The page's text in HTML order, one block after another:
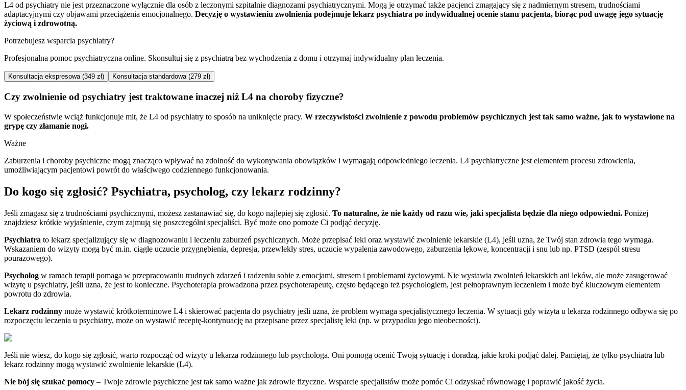
L4 od psychiatry nie jest przeznaczone wyłącznie dla osób z leczonymi szpitalnie diagnozami psychiatrycznymi. Mogą je otrzymać także pacjenci zmagający się z nadmiernym stresem, trudnościami
adaptacyjnymi czy objawami przeciążenia emocjonalnego. Decyzję o wystawieniu zwolnienia podejmuje lekarz psychiatra po indywidualnej ocenie stanu pacjenta, biorąc pod uwagę jego sytuację
życiową i zdrowotną.
Potrzebujesz wsparcia psychiatry?
Profesjonalna pomoc psychiatryczna online. Skonsultuj się z psychiatrą bez wychodzenia z domu i otrzymaj indywidualny plan leczenia.
Konsultacja ekspresowa (349 zł) Konsultacja standardowa (279 zł)
Czy zwolnienie od psychiatry jest traktowane inaczej niż L4 na choroby fizyczne?
W społeczeństwie wciąż funkcjonuje mit, że L4 od psychiatry to sposób na uniknięcie pracy. W rzeczywistości zwolnienie z powodu problemów psychicznych jest tak samo ważne, jak to wystawione na
grypę czy złamanie nogi.
Ważne
Zaburzenia i choroby psychiczne mogą znacząco wpływać na zdolność do wykonywania obowiązków i wymagają odpowiedniego leczenia. L4 psychiatryczne jest elementem procesu zdrowienia,
umożliwiającym pacjentowi powrót do właściwego codziennego funkcjonowania.
Do kogo się zgłosić? Psychiatra, psycholog, czy lekarz rodzinny?
Jeśli zmagasz się z trudnościami psychicznymi, możesz zastanawiać się, do kogo najlepiej się zgłosić. To naturalne, że nie każdy od razu wie, jaki specjalista będzie dla niego odpowiedni. Poniżej
znajdziesz krótkie wyjaśnienie, czym zajmują się poszczególni specjaliści. Być może ono pomoże Ci podjąć decyzję.
Psychiatra to lekarz specjalizujący się w diagnozowaniu i leczeniu zaburzeń psychicznych. Może przepisać leki oraz wystawić zwolnienie lekarskie (L4), jeśli uzna, że Twój stan zdrowia tego wymaga.
Wskazaniem do wizyty mogą być m.in. ciągłe uczucie przygnębienia, depresja, przewlekły stres, uczucie wypalenia zawodowego, zaburzenia lękowe, koncentracji i snu lub np. PTSD (zespół stresu
pourazowego).
Psycholog w ramach terapii pomaga w przepracowaniu trudnych zdarzeń i radzeniu sobie z emocjami, stresem i problemami życiowymi. Nie wystawia zwolnień lekarskich ani leków, ale może zasugerować
wizytę u psychiatry, jeśli uzna, że jest to konieczne. Psychoterapia prowadzona przez psychoterapeutę, często będącego też psychologiem, jest pełnoprawnym leczeniem i może być kluczowym elementem
powrotu do zdrowia.
Lekarz rodzinny może wystawić krótkoterminowe L4 i skierować pacjenta do psychiatry jeśli uzna, że problem wymaga specjalistycznego leczenia. W sytuacji gdy wizyta u lekarza rodzinnego odbywa się po
rozpoczęciu leczenia u psychiatry, może on wystawić receptę-kontynuację na przepisane przez specjalistę leki (np. w przypadku jego nieobecności).
Jeśli nie wiesz, do kogo się zgłosić, warto rozpocząć od wizyty u lekarza rodzinnego lub psychologa. Oni pomogą ocenić Twoją sytuację i doradzą, jakie kroki podjąć dalej. Pamiętaj, że tylko psychiatra lub
lekarz rodzinny mogą wystawić zwolnienie lekarskie (L4).
Nie bój się szukać pomocy – Twoje zdrowie psychiczne jest tak samo ważne jak zdrowie fizyczne. Wsparcie specjalistów może pomóc Ci odzyskać równowagę i poprawić jakość życia.